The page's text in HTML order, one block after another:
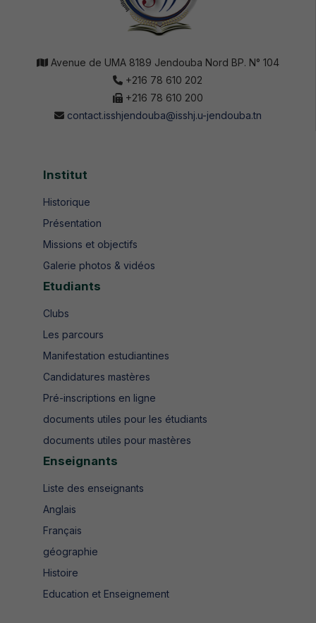
Avenue de UMA 8189 Jendouba Nord BP. N° 104
+216 78 610 202
+216 78 610 200
contact.isshjendouba@isshj.u-jendouba.tn
Institut
Historique
Présentation
Missions et objectifs
Galerie photos & vidéos
Etudiants
Clubs
Les parcours
Manifestation estudiantines
Candidatures mastères
Pré-inscriptions en ligne
documents utiles pour les étudiants
documents utiles pour mastères
Enseignants
Liste des enseignants
Anglais
Français
géographie
Histoire
Education et Enseignement